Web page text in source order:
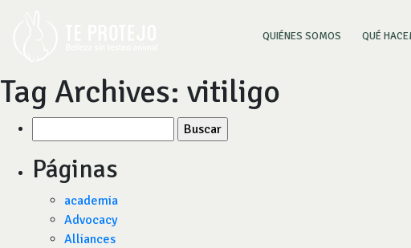
QUIÉNES SOMOS (CURRENT)
QUÉ
Tag Archives: vitiligo
por:
Páginas
academia
Advocacy
Alliances